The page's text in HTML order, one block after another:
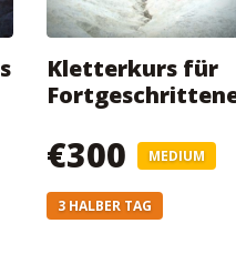
Kletterkurs für
€300 MEDIUM
3 HALBER TAG